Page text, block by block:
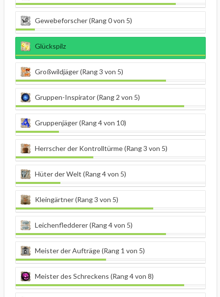
Gewebeforscher (Rang 0 von 5)
Glückspilz
Großwildjäger (Rang 3 von 5)
Gruppen-Inspirator (Rang 2 von 5)
Gruppenjäger (Rang 4 von 10)
Herrscher der Kontrolltürme (Rang 3 von 5)
Hüter der Welt (Rang 4 von 5)
Kleingärtner (Rang 3 von 5)
Leichenfledderer (Rang 4 von 5)
Meister der Aufträge (Rang 1 von 5)
Meister des Schreckens (Rang 4 von 8)